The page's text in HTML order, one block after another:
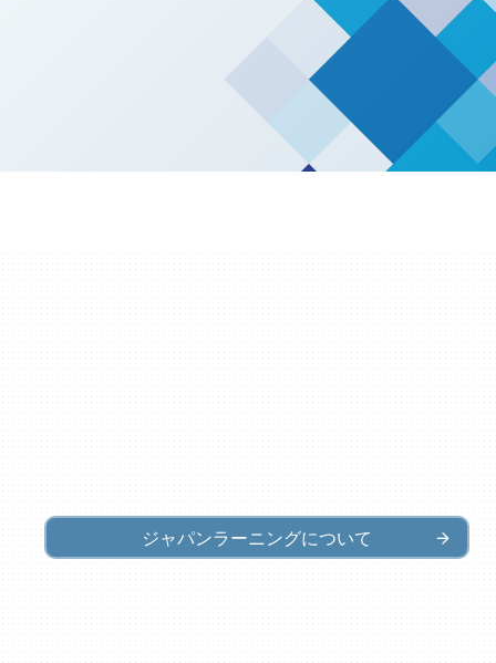
ジャパンラーニングについて